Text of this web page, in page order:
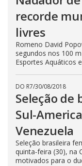
recorde
livres
Romeno David
segundos nos 100
Esportes Aquáticos
DO R7/30/08/2018
Seleção de
Sul-
Venezuela
Seleção brasileira
quinta-feira (30), na
motivados para o